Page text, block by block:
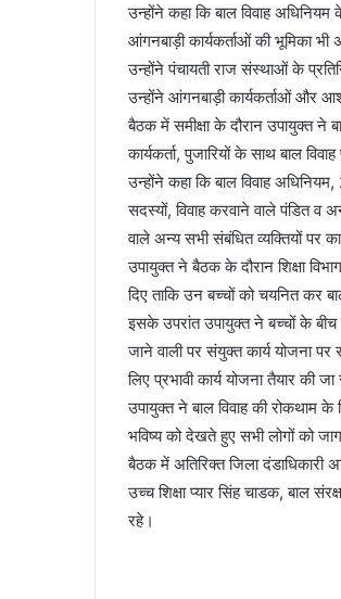
उन्होंने कहा कि बाल विवाह
आंगनबाड़ी कार्यकर्ताओं की भूमिका भी
उन्होंने पंचायती राज संस्थाओं के
उन्होंने आंगनबाड़ी कार्यकर्ताओं और
बैठक में समीक्षा के दौरान उपायुक्त ने
कार्यकर्ता, पुजारियों के साथ बाल
उन्होंने कहा कि बाल विवाह
सदस्यों, विवाह करवाने वाले पंडित व
वाले अन्य सभी संबंधित व्यक्तियों पर
उपायुक्त ने बैठक के दौरान शिक्षा
दिए ताकि उन बच्चों को चयनित कर
इसके उपरांत उपायुक्त ने बच्चों के
जाने वाली पर संयुक्त कार्य योजना
लिए प्रभावी कार्य योजना तैयार की
उपायुक्त ने बाल विवाह की रोकथाम
भविष्य को देखते हुए सभी लोगों को
बैठक में अतिरिक्त जिला दंडाधिकारी
उच्च शिक्षा प्यार सिंह चाडक, बाल
रहे।